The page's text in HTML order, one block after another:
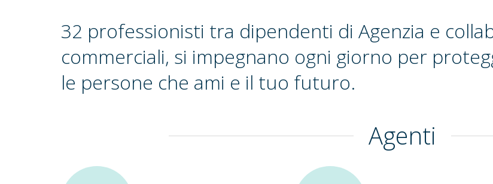
32 professionisti tra dipendenti di Agenzia e
commerciali, si impegnano ogni giorno per
le persone che ami e il tuo futuro.
Agenti